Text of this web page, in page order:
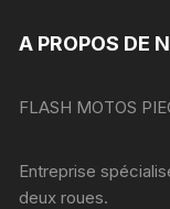
A PROPOS DE
FLASH MOTOS
Entreprise
deux roues.